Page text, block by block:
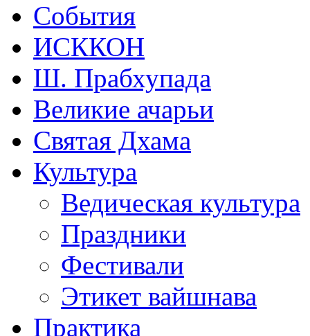
События
ИСККОН
Ш. Прабхупада
Великие ачарьи
Святая Дхама
Культура
Ведическая культура
Праздники
Фестивали
Этикет вайшнава
Практика